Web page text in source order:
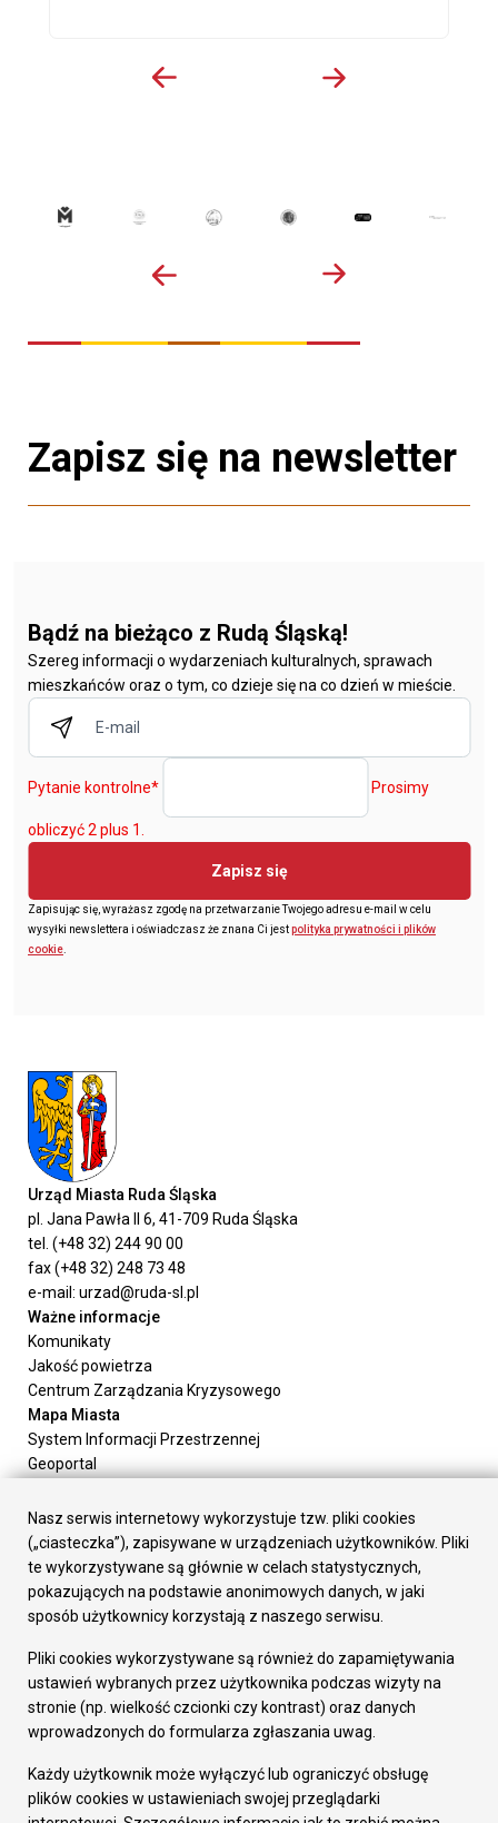
Zapisz się na newsletter
Bądź na bieżąco z Rudą Śląską!
Szereg informacji o wydarzeniach kulturalnych, sprawach
mieszkańców oraz o tym, co dzieje się na co dzień w mieście.
Pytanie kontrolne* Prosimy
obliczyć 2 plus 1.
Zapisz się
Zapisując się, wyrażasz zgodę na przetwarzanie Twojego adresu e-mail w celu
wysyłki newslettera i oświadczasz że znana Ci jestpolityka prywatności i plików
cookie
Urząd Miasta Ruda Śląska
pl. Jana Pawła II 6, 41-709 Ruda Śląska
tel. (+48 32) 244 90 00
fax (+48 32) 248 73 48
e-mail: urzad@ruda-sl.pl
Ważne informacje
Komunikaty
Jakość powietrza
Centrum Zarządzania Kryzysowego
Mapa Miasta
System Informacji Przestrzennej
Geoportal
Załatw sprawę
Prezydent Miasta
Rada Miasta
Wydziały
Elektroniczna Skrzynka Podawcza
Gospodarka
Fundusze europejskie
Środki krajowe
Oferty inwestycyjne
Pozostałe
Deklaracja dostępności
Nasz serwis internetowy wykorzystuje tzw. pliki cookies
(„ciasteczka”), zapisywane w urządzeniach użytkowników. Pliki
te wykorzystywane są głównie w celach statystycznych,
pokazujących na podstawie anonimowych danych, w jaki
sposób użytkownicy korzystają z naszego serwisu.
Pliki cookies wykorzystywane są również do zapamiętywania
ustawień wybranych przez użytkownika podczas wizyty na
stronie (np. wielkość czcionki czy kontrast) oraz danych
wprowadzonych do formularza zgłaszania uwag.
Każdy użytkownik może wyłączyć lub ograniczyć obsługę
plików cookies w ustawieniach swojej przeglądarki